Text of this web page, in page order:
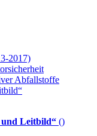
2017)
Abfallstoffe
Leitbild“ ()